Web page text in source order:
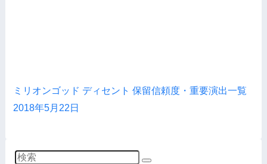
ミリオンゴッド ディセント 保留信頼度・重要演出一覧
2018年5月22日